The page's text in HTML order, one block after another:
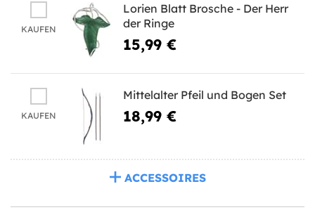
KAUFEN
Lorien Blatt Brosche - Der Herr
der Ringe
15,99 €
KAUFEN
Mittelalter Pfeil und Bogen Set
18,99 €
ACCESSOIRES